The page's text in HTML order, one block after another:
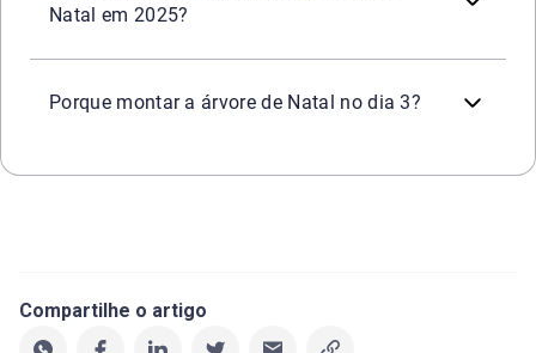
Natal em 2025?
Porque montar a árvore de Natal no dia 3?
Compartilhe o artigo